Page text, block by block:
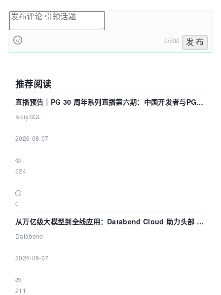
0/500 发 布
推荐阅读
直播预告｜PG 30 周年系列直播第六期：中国开发者与PG内
核——我们改得动吗？我们贡献了什么？
IvorySQL
2026-08-07
224
0
从万亿级大模型到全线应用：Databend Cloud 助力头部 AI
企业构建全链路 Trace 数据管道
Databend
2026-08-07
211